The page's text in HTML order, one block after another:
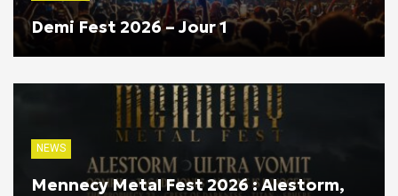
Demi Fest 2026 – Jour 1
NEWS
Mennecy Metal Fest 2026 : Alestorm,